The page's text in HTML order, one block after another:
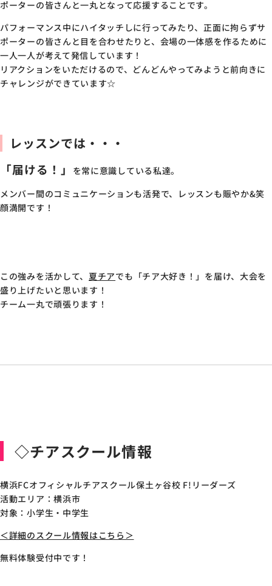
ポーターの皆さんと一丸となって応援することです。
パフォーマンス中にハイタッチしに行ってみたり、正面に拘らずサ
ポーターの皆さんと目を合わせたりと、会場の一体感を作るために
一人一人が考えて発信しています！
リアクションをいただけるので、どんどんやってみようと前向きに
チャレンジができています☆
レッスンでは・・・
「届ける！」
を常に意識している私達。
メンバー間のコミュニケーションも活発で、レッスンも賑やか&笑
顔満開です！
この強みを活かして、 夏チアでも「チア大好き！」を届け、大会を
盛り上げたいと思います！
チーム一丸で頑張ります！
◇チアスクール情報
横浜FCオフィシャルチアスクール保土ヶ谷校 F!リーダーズ
活動エリア：横浜市
対象：小学生・中学生
＜詳細のスクール情報はこちら＞
無料体験受付中です！